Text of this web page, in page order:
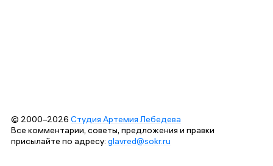
© 2000–2026 Студия Артемия Лебедева
Все комментарии, советы, предложения и правки
присылайте по адресу: glavred@sokr.ru